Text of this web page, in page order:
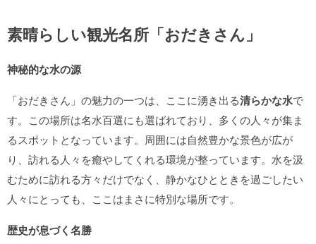
素晴らしい観光名所「おだきさん」
神秘的な水の源
「おだきさん」の魅力の一つは、ここに湧き出る清らかな水で
す。この場所は名水百選にも選ばれており、多くの人々が集ま
るスポットとなっています。周囲には自然豊かな景色が広が
り、訪れる人々を癒やしてくれる環境が整っています。水を汲
むために訪れる方々だけでなく、静かなひとときを過ごしたい
人々にとっても、ここはまさに特別な場所です。
歴史が息づく名勝